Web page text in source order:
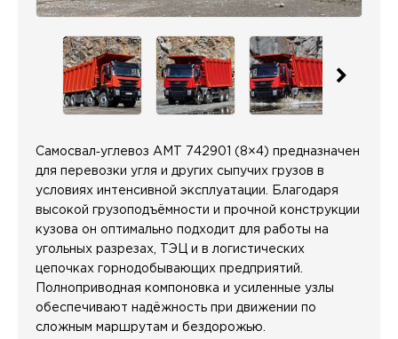
Самосвал‑углевоз АМТ 742901 (8×4) предназначен
для перевозки угля и других сыпучих грузов в
условиях интенсивной эксплуатации. Благодаря
высокой грузоподъёмности и прочной конструкции
кузова он оптимально подходит для работы на
угольных разрезах, ТЭЦ и в логистических
цепочках горнодобывающих предприятий.
Полноприводная компоновка и усиленные узлы
обеспечивают надёжность при движении по
сложным маршрутам и бездорожью.